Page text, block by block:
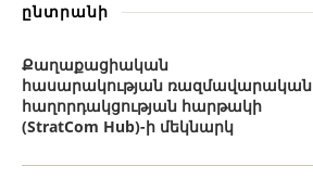
ընտրանի
Քաղաքացիական
հասարակության ռազմավարական
հաղորդակցության հարթակի
(StratCom Hub)-ի մեկնարկ